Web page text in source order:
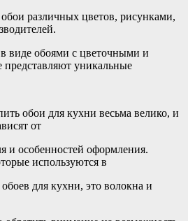
различных цветов, рисунками,
виде обоями с цветочными и
уникальные
обои для кухни весьма велико, и
от
и особенностей оформления.
используются в
для кухни, это волокна и